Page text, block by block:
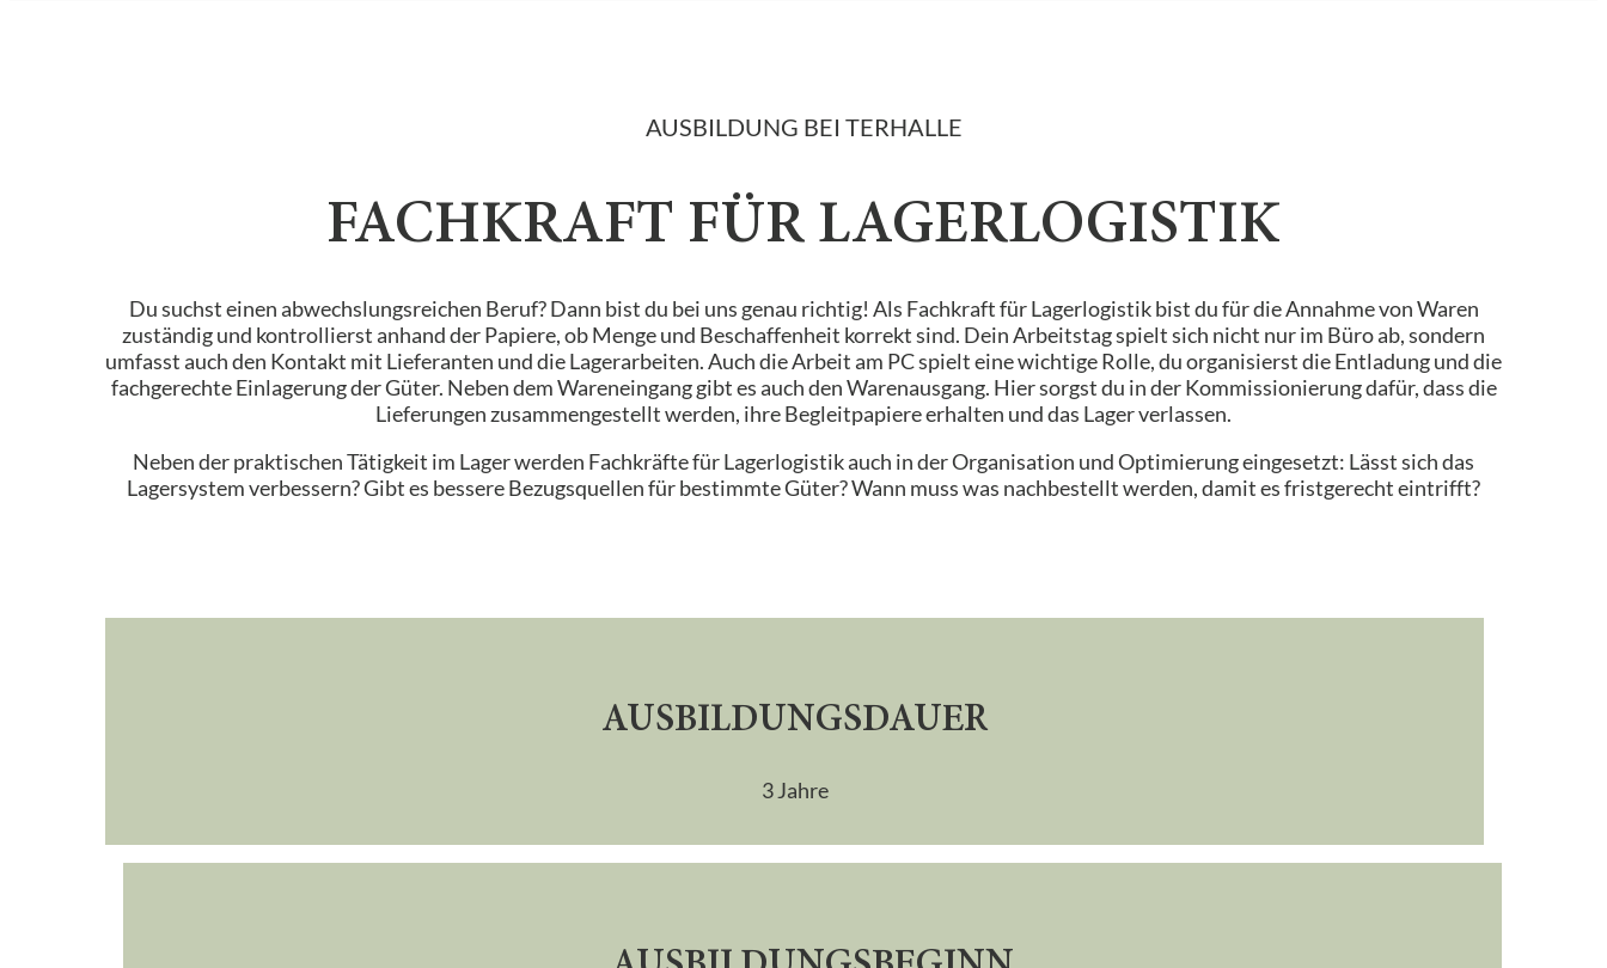
AUSBILDUNG BEI TERHALLE
FACHKRAFT FÜR LAGERLOGISTIK
Du suchst einen abwechslungsreichen Beruf? Dann bist du bei uns genau richtig! Als Fachkraft für Lagerlogistik bist du für die Annahme von Waren
zuständig und kontrollierst anhand der Papiere, ob Menge und Beschaffenheit korrekt sind. Dein Arbeitstag spielt sich nicht nur im Büro ab, sondern
umfasst auch den Kontakt mit Lieferanten und die Lagerarbeiten. Auch die Arbeit am PC spielt eine wichtige Rolle, du organisierst die Entladung und die
fachgerechte Einlagerung der Güter. Neben dem Wareneingang gibt es auch den Warenausgang. Hier sorgst du in der Kommissionierung dafür, dass die
Lieferungen zusammengestellt werden, ihre Begleitpapiere erhalten und das Lager verlassen.
Neben der praktischen Tätigkeit im Lager werden Fachkräfte für Lagerlogistik auch in der Organisation und Optimierung eingesetzt: Lässt sich das
Lagersystem verbessern? Gibt es bessere Bezugsquellen für bestimmte Güter? Wann muss was nachbestellt werden, damit es fristgerecht eintrifft?
AUSBILDUNGSDAUER
3 Jahre